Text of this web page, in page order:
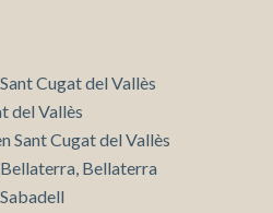
Cugat del Vallès
del Vallès
Sant Cugat del Vallès
Bellaterra, Bellaterra